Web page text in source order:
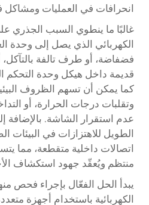
انحرافات في العمليات
غالبًا ما ينطوي السبب الجذري
الكهربائي الذي يصل إلى وحدة
فضفاضة، أو طرف تالفة بالتآكل،
قديمة داخل هيكل وحدة التحكم
كما يمكن أن تسهم الظروف
وتقلبات درجات الحرارة، أو
عدم استقرار الشاشة. بالإضافة
الطويل للاهتزازات في البيئات
اتصالات داخلية متقطعة، مما
منتظم ويُعقّد جهود استكشاف
يبدأ الحل الفعّال بإجراء فحص
الكهربائية باستخدام أجهزة